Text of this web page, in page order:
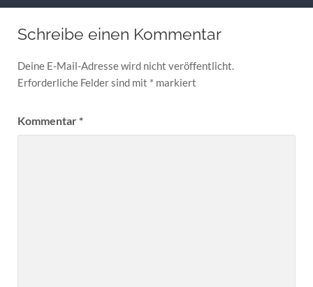
Schreibe einen Kommentar
Deine E-Mail-Adresse wird nicht veröffentlicht.
Erforderliche Felder sind mit * markiert
Kommentar*